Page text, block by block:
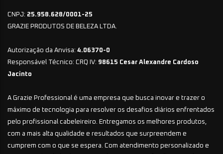
CNPJ: 25.958.628/0001-25
GRAZIE PRODUTOS DE BELEZA LTDA.
Autorização da Anvisa: 4.06370-0
Responsável Técnico: CRQ IV: 98615 Cesar Alexandre Cardoso
Jacinto
A Grazie Professional é uma empresa que busca inovar e trazer o
máximo de tecnologia para resolver os desafios diários enfrentados
pelo profissional cabeleireiro. Entregamos os melhores produtos,
com a mais alta qualidade e resultados que surpreendem e
cumprem com o que se espera. Com atendimento personalizado e